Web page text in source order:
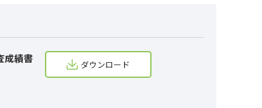
成績書 ダウンロード